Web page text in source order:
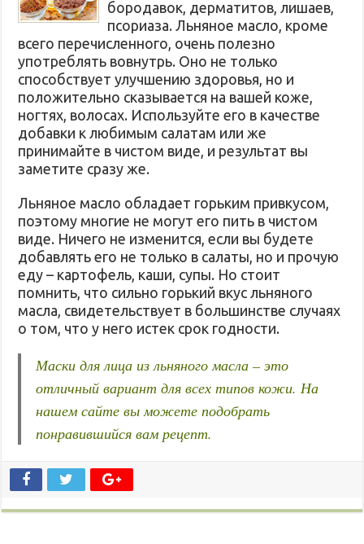
бородавок, дерматитов, лишаев,
псориаза. Льняное масло, кроме
всего перечисленного, очень полезно
употреблять вовнутрь. Оно не только
способствует улучшению здоровья, но и
положительно сказывается на вашей коже,
ногтях, волосах. Используйте его в качестве
добавки к любимым салатам или же
принимайте в чистом виде, и результат вы
заметите сразу же.
Льняное масло обладает горьким привкусом,
поэтому многие не могут его пить в чистом
виде. Ничего не изменится, если вы будете
добавлять его не только в салаты, но и прочую
еду – картофель, каши, супы. Но стоит
помнить, что сильно горький вкус льняного
масла, свидетельствует в большинстве случаях
о том, что у него истек срок годности.
Маски для лица из льняного масла – это
отличный вариант для всех типов кожи. На
нашем сайте вы можете подобрать
понравившийся вам рецепт.